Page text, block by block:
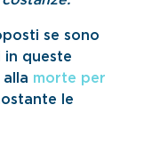
se sono
queste
morte per
le